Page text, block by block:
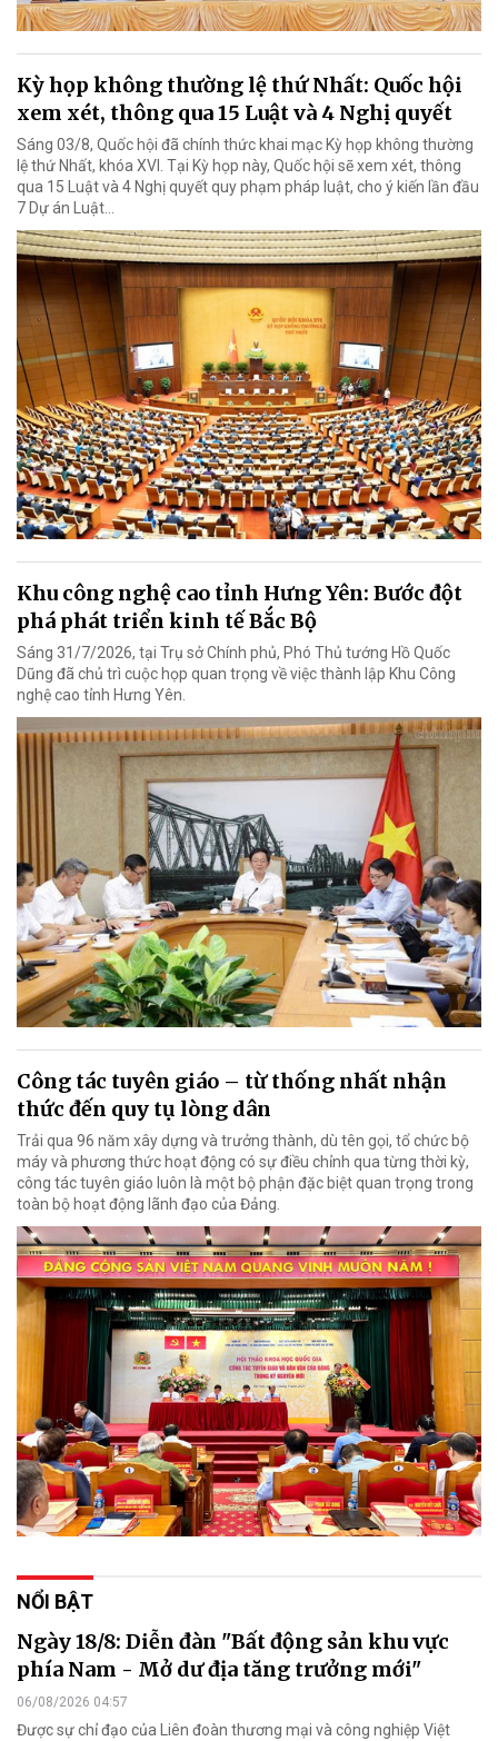
Kỳ họp không thường lệ thứ Nhất: Quốc hội
xem xét, thông qua 15 Luật và 4 Nghị quyết
Sáng 03/8, Quốc hội đã chính thức khai mạc Kỳ họp không thường
lệ thứ Nhất, khóa XVI. Tại Kỳ họp này, Quốc hội sẽ xem xét, thông
qua 15 Luật và 4 Nghị quyết quy phạm pháp luật, cho ý kiến lần đầu
7 Dự án Luật…
Khu công nghệ cao tỉnh Hưng Yên: Bước đột
phá phát triển kinh tế Bắc Bộ
Sáng 31/7/2026, tại Trụ sở Chính phủ, Phó Thủ tướng Hồ Quốc
Dũng đã chủ trì cuộc họp quan trọng về việc thành lập Khu Công
nghệ cao tỉnh Hưng Yên.
Công tác tuyên giáo – từ thống nhất nhận
thức đến quy tụ lòng dân
Trải qua 96 năm xây dựng và trưởng thành, dù tên gọi, tổ chức bộ
máy và phương thức hoạt động có sự điều chỉnh qua từng thời kỳ,
công tác tuyên giáo luôn là một bộ phận đặc biệt quan trọng trong
toàn bộ hoạt động lãnh đạo của Đảng.
NỔI BẬT
Ngày 18/8: Diễn đàn "Bất động sản khu vực
phía Nam - Mở dư địa tăng trưởng mới"
06/08/2026 04:57
Được sự chỉ đạo của Liên đoàn thương mại và công nghiệp Việt